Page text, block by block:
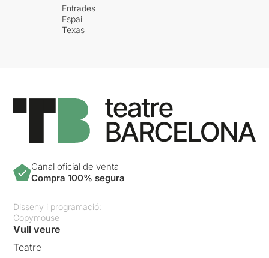
Entrades
Espai
Texas
Canal oficial de venta
Compra 100% segura
Disseny i programació:
Copymouse
Vull veure
Teatre